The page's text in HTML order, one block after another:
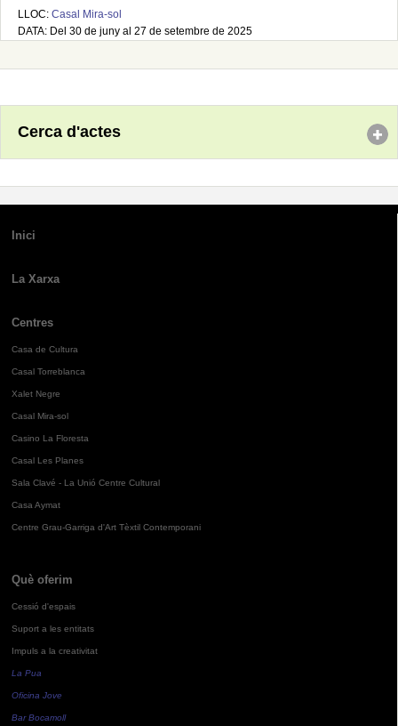
LLOC: Casal Mira-sol
DATA: Del 30 de juny al 27 de setembre de 2025
Cerca d'actes
Inici
La Xarxa
Centres
Casa de Cultura
Casal Torreblanca
Xalet Negre
Casal Mira-sol
Casino La Floresta
Casal Les Planes
Sala Clavé - La Unió Centre Cultural
Casa Aymat
Centre Grau-Garriga d'Art Tèxtil Contemporani
Què oferim
Cessió d'espais
Suport a les entitats
Impuls a la creativitat
La Pua
Oficina Jove
Bar Bocamoll